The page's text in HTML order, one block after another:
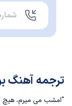
ترجمه آهنگ
"امشب می میرم، هیچ